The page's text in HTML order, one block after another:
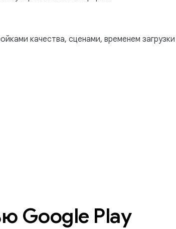
качества, сценами, временем
Google Play